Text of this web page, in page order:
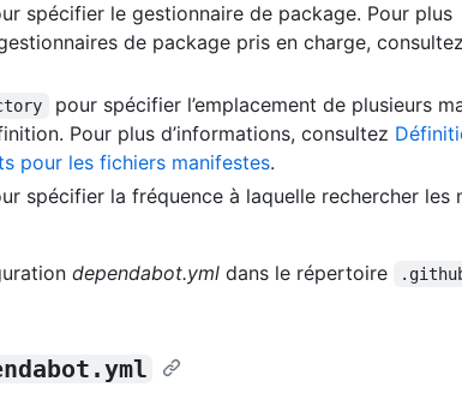
spécifier le gestionnaire de package. Pour plus
de package pris en charge, consultez
pour spécifier l’emplacement de plusieurs
Pour plus d’informations, consultez
pour les fichiers manifestes.
spécifier la fréquence à laquelle rechercher les
dependabot.yml dans le répertoire